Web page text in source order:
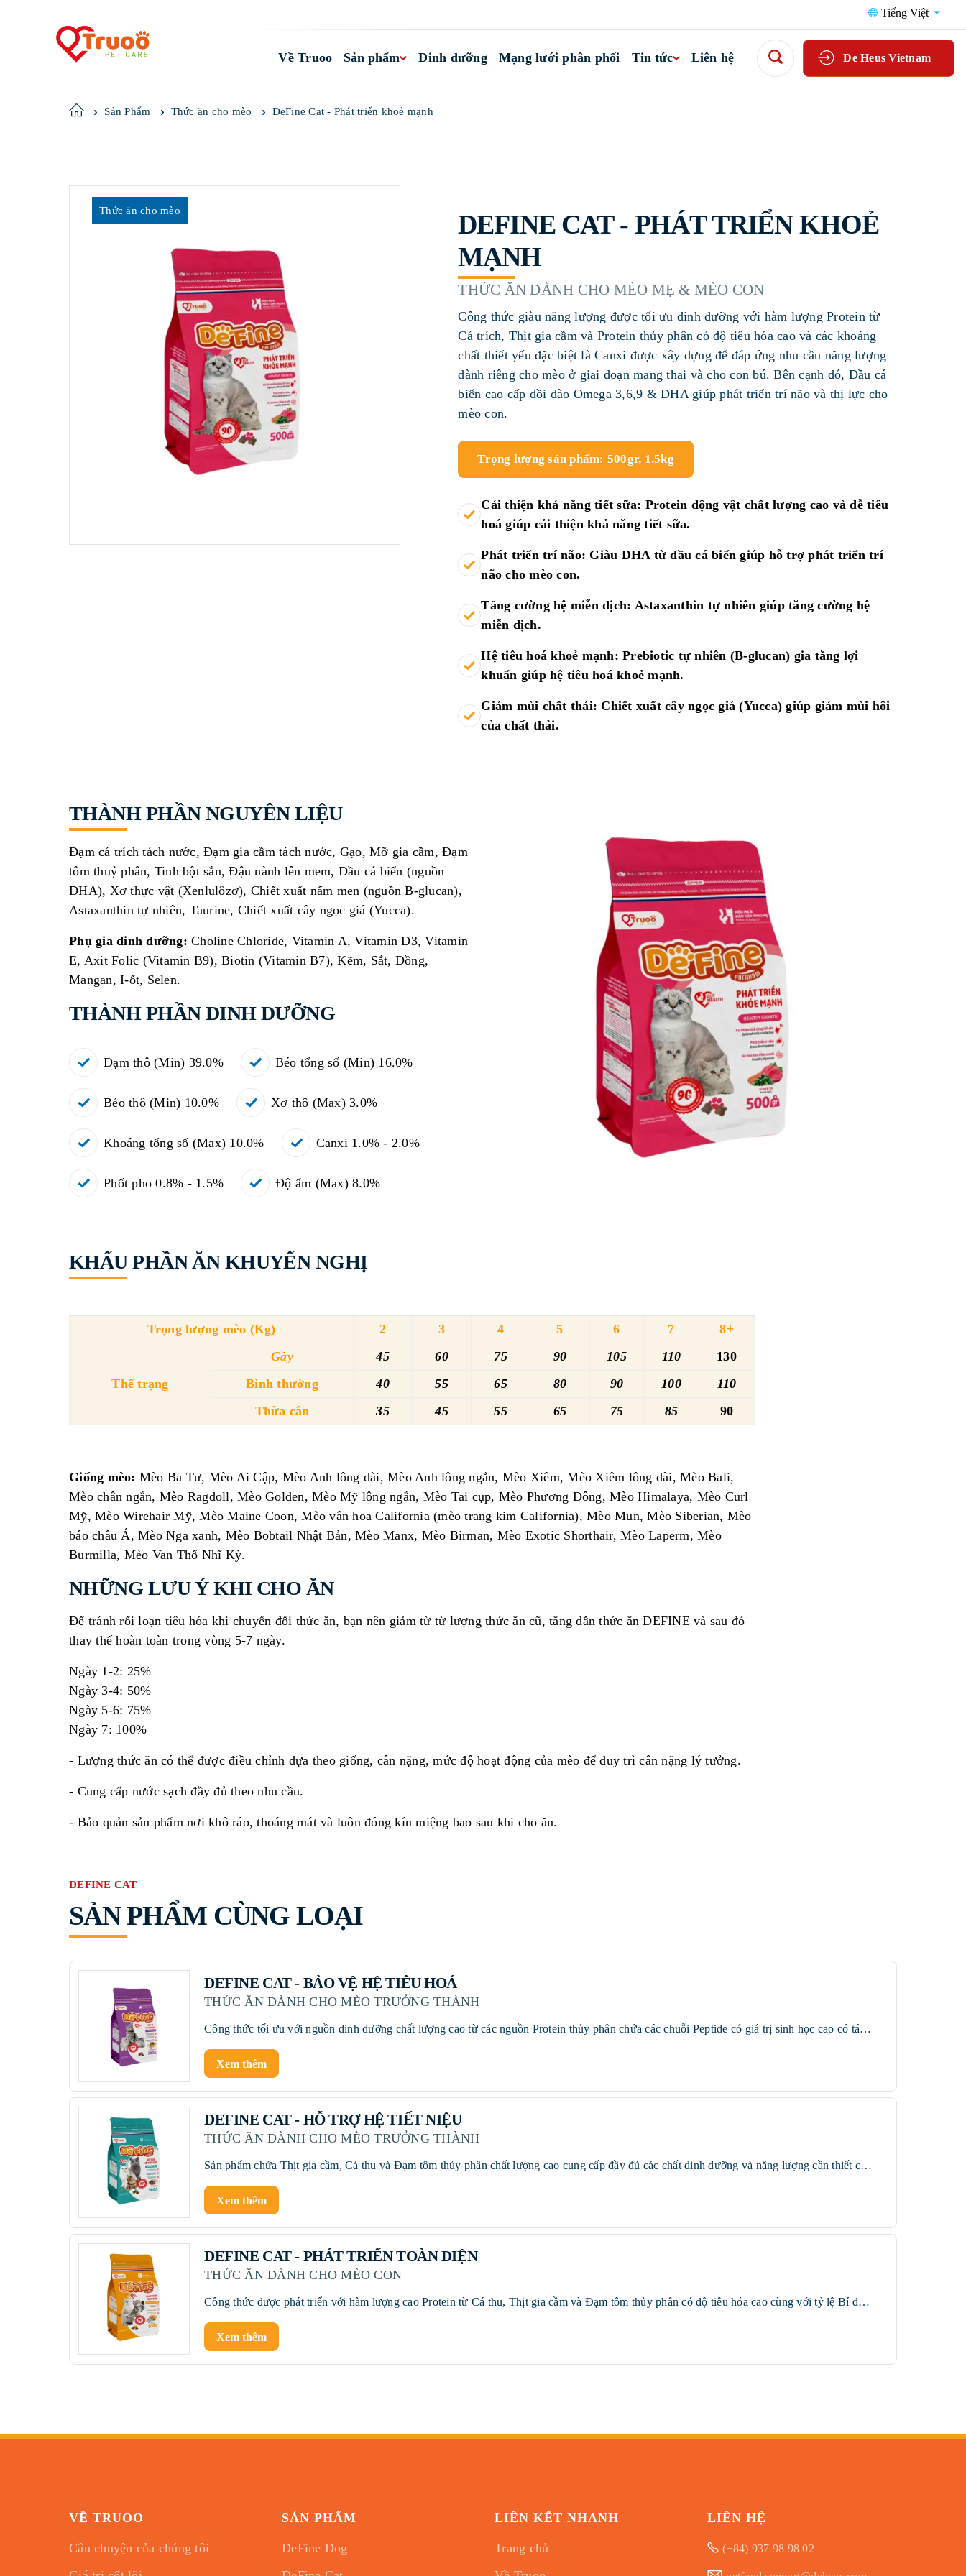
Tiếng Việt
Về Truoo Sản phẩm Dinh dưỡng Mạng lưới phân phối Tin tức Liên hệ De Heus Vietnam
Home Sản Phẩm Thức ăn cho mèo DeFine Cat - Phát triển khoẻ mạnh
Thức ăn cho mèo
DEFINE CAT - PHÁT TRIỂN KHOẺ
MẠNH
THỨC ĂN DÀNH CHO MÈO MẸ & MÈO CON
Công thức giàu năng lượng được tối ưu dinh dưỡng với hàm lượng Protein từ
Cá trích, Thịt gia cầm và Protein thủy phân có độ tiêu hóa cao và các khoáng
chất thiết yếu đặc biệt là Canxi được xây dựng để đáp ứng nhu cầu năng lượng
dành riêng cho mèo ở giai đoạn mang thai và cho con bú. Bên cạnh đó, Dầu cá
biển cao cấp dồi dào Omega 3,6,9 & DHA giúp phát triển trí não và thị lực cho
mèo con.
Trọng lượng sản phẩm: 500gr, 1.5kg
Cải thiện khả năng tiết sữa: Protein động vật chất lượng cao và dễ tiêu
hoá giúp cải thiện khả năng tiết sữa.
Phát triển trí não: Giàu DHA từ dầu cá biển giúp hỗ trợ phát triển trí
não cho mèo con.
Tăng cường hệ miễn dịch: Astaxanthin tự nhiên giúp tăng cường hệ
miễn dịch.
Hệ tiêu hoá khoẻ mạnh: Prebiotic tự nhiên (B-glucan) gia tăng lợi
khuẩn giúp hệ tiêu hoá khoẻ mạnh.
Giảm mùi chất thải: Chiết xuất cây ngọc giá (Yucca) giúp giảm mùi hôi
của chất thải.
THÀNH PHẦN NGUYÊN LIỆU
Đạm cá trích tách nước, Đạm gia cầm tách nước, Gạo, Mỡ gia cầm, Đạm
tôm thuỷ phân, Tinh bột sắn, Đậu nành lên mem, Dầu cá biển (nguồn
DHA), Xơ thực vật (Xenlulôzơ), Chiết xuất nấm men (nguồn B-glucan),
Astaxanthin tự nhiên, Taurine, Chiết xuất cây ngọc giá (Yucca).
Phụ gia dinh dưỡng: Choline Chloride, Vitamin A, Vitamin D3, Vitamin
E, Axit Folic (Vitamin B9), Biotin (Vitamin B7), Kẽm, Sắt, Đồng,
Mangan, I-ốt, Selen.
THÀNH PHẦN DINH DƯỠNG
Đạm thô (Min) 39.0% Béo tổng số (Min) 16.0%
Béo thô (Min) 10.0% Xơ thô (Max) 3.0%
Khoáng tổng số (Max) 10.0% Canxi 1.0% - 2.0%
Phốt pho 0.8% - 1.5% Độ ẩm (Max) 8.0%
KHẨU PHẦN ĂN KHUYẾN NGHỊ
Trọng lượng mèo (Kg) 2 3 4 5 6 7 8+
Thể trạng
Gầy 45 60 75 90 105 110
130
Bình thường
40 55 65 80 90 100
110
Thừa cân
35 45 55 65 75 85 90
Giống mèo: Mèo Ba Tư, Mèo Ai Cập, Mèo Anh lông dài, Mèo Anh lông ngắn, Mèo Xiêm, Mèo Xiêm lông dài, Mèo Bali,
Mèo chân ngắn, Mèo Ragdoll, Mèo Golden, Mèo Mỹ lông ngắn, Mèo Tai cụp, Mèo Phương Đông, Mèo Himalaya, Mèo Curl
Mỹ, Mèo Wirehair Mỹ, Mèo Maine Coon, Mèo vân hoa California (mèo trang kim California), Mèo Mun, Mèo Siberian, Mèo
báo châu Á, Mèo Nga xanh, Mèo Bobtail Nhật Bản, Mèo Manx, Mèo Birman, Mèo Exotic Shorthair, Mèo Laperm, Mèo
Burmilla, Mèo Van Thổ Nhĩ Kỳ.
NHỮNG LƯU Ý KHI CHO ĂN
Để tránh rối loạn tiêu hóa khi chuyển đổi thức ăn, bạn nên giảm từ từ lượng thức ăn cũ, tăng dần thức ăn DEFINE và sau đó
thay thế hoàn toàn trong vòng 5-7 ngày.
Ngày 1-2: 25%
Ngày 3-4: 50%
Ngày 5-6: 75%
Ngày 7: 100%
- Lượng thức ăn có thể được điều chỉnh dựa theo giống, cân nặng, mức độ hoạt động của mèo để duy trì cân nặng lý tưởng.
- Cung cấp nước sạch đầy đủ theo nhu cầu.
- Bảo quản sản phẩm nơi khô ráo, thoáng mát và luôn đóng kín miệng bao sau khi cho ăn.
DEFINE CAT
SẢN PHẨM CÙNG LOẠI
DEFINE CAT - BẢO VỆ HỆ TIÊU HOÁ
THỨC ĂN DÀNH CHO MÈO TRƯỞNG THÀNH
Công thức tối ưu với nguồn dinh dưỡng chất lượng cao từ các nguồn Protein thủy phân chứa các chuỗi Peptide có giá trị sinh học cao có tác dụng hạn chế tối đa tình trạng dị ứng. Đồng thời, sản phẩm còn giàu Glutamine từ cá biển giúp tăng cường bảo vệ niêm mạc ruột, nâng cao sức khỏe hệ tiêu hóa cho mèo.
Xem thêm
DEFINE CAT - HỖ TRỢ HỆ TIẾT NIỆU
THỨC ĂN DÀNH CHO MÈO TRƯỞNG THÀNH
Sản phẩm chứa Thịt gia cầm, Cá thu và Đạm tôm thủy phân chất lượng cao cung cấp đầy đủ các chất dinh dưỡng và năng lượng cần thiết cho mèo. Sự kết hợp hoàn hảo giữa chiết xuất Nam việt quất và tỷ lệ Khoáng hữu cơ cân bằng giúp kích thích mèo uống nhiều nước và giảm nồng độ nước tiểu nhằm hỗ trợ nâng cao sức khỏe đường hệ tiết niệu cho mèo.
Xem thêm
DEFINE CAT - PHÁT TRIỂN TOÀN DIỆN
THỨC ĂN DÀNH CHO MÈO CON
Công thức được phát triển với hàm lượng cao Protein từ Cá thu, Thịt gia cầm và Đạm tôm thủy phân có độ tiêu hóa cao cùng với tỷ lệ Bí đỏ phù hợp giúp dinh dưỡng được hấp thụ tối ưu nhằm đáp ứng đầy đủ dưỡng chất cần thiết cho sự phát triển của mèo con. Đặc biệt, công thức được bổ sung dồi dào lượng Omega 3,6,9 và DHA giúp hỗ trợ phát triển trí não và thị lực cho mèo con. Chất chống Oxy hóa tự nhiên Astaxanthin hỗ trợ xây dựng hệ miễn dịch khỏe mạnh.
Xem thêm
VỀ TRUOO
Câu chuyện của chúng tôi
SẢN PHẨM
DeFine Dog
LIÊN KẾT NHANH
Trang chủ
LIÊN HỆ
(+84) 937 98 98 02